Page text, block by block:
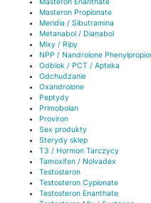
Masteron Propionate
Meridia / Sibutramina
Metanabol / Dianabol
Mixy / Ripy
NPP / Nandrolone
Odblok / PCT / Apteka
Odchudzanie
Oxandrolone
Peptydy
Primobolan
Proviron
Sex produkty
Sterydy sklep
T3 / Hormon Tarczycy
Tamoxifen / Nolvadex
Testosteron
Testosteron Cypionate
Testosteron Enanthate